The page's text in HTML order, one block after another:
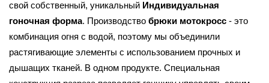
свой собственный, уникальный Индивидуальная
гоночная форма. Производство брюки мотокросс - это
комбинация огня с водой, поэтому мы объединили
растягивающие элементы с использованием прочных и
дышащих тканей. В одном продукте. Специальная